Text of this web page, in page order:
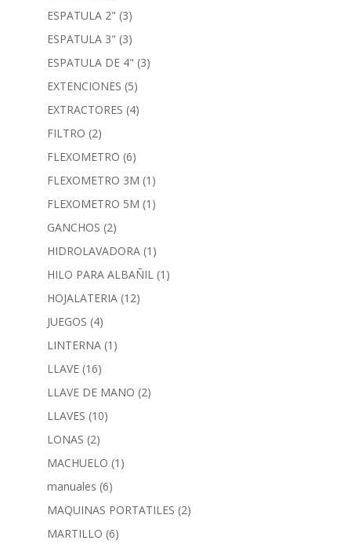
ESPATULA 2" (3)
ESPATULA 3" (3)
ESPATULA DE 4" (3)
EXTENCIONES (5)
EXTRACTORES (4)
FILTRO (2)
FLEXOMETRO (6)
FLEXOMETRO 3M (1)
FLEXOMETRO 5M (1)
GANCHOS (2)
HIDROLAVADORA (1)
HILO PARA ALBAÑIL (1)
HOJALATERIA (12)
JUEGOS (4)
LINTERNA (1)
LLAVE (16)
LLAVE DE MANO (2)
LLAVES (10)
LONAS (2)
MACHUELO (1)
manuales (6)
MAQUINAS PORTATILES (2)
MARTILLO (6)